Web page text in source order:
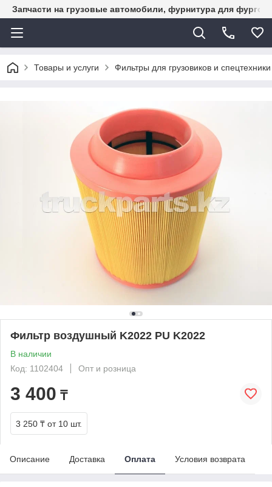
Запчасти на грузовые автомобили, фурнитура для
Товары и услуги Фильтры для грузовиков и спецтехники
Фильтр воздушный K2022 PU K2022
В наличии
Код: 1102404
Опт и розница
3 400 ₸
3 250 ₸ от 10 шт.
Описание Доставка Оплата Условия возврата